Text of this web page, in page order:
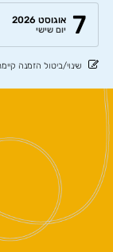
7 אוגוסט 2026
יום שישי
שינוי/ביטול הזמנה